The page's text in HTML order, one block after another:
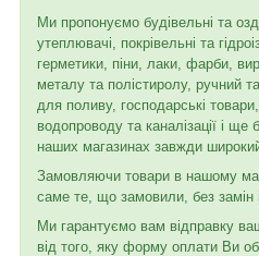
Ми пропонуємо будівельні та
утеплювачі, покрівельні та
герметики, піни, лаки, фарби,
металу та полістиролу, ручний
для поливу, господарські
водопроводу та каналізації і ще
наших магазинах завжди широкий
Замовляючи товари в нашому
саме те, що замовили, без замін
Ми гарантуємо вам відправку
від того, яку форму оплати Ви